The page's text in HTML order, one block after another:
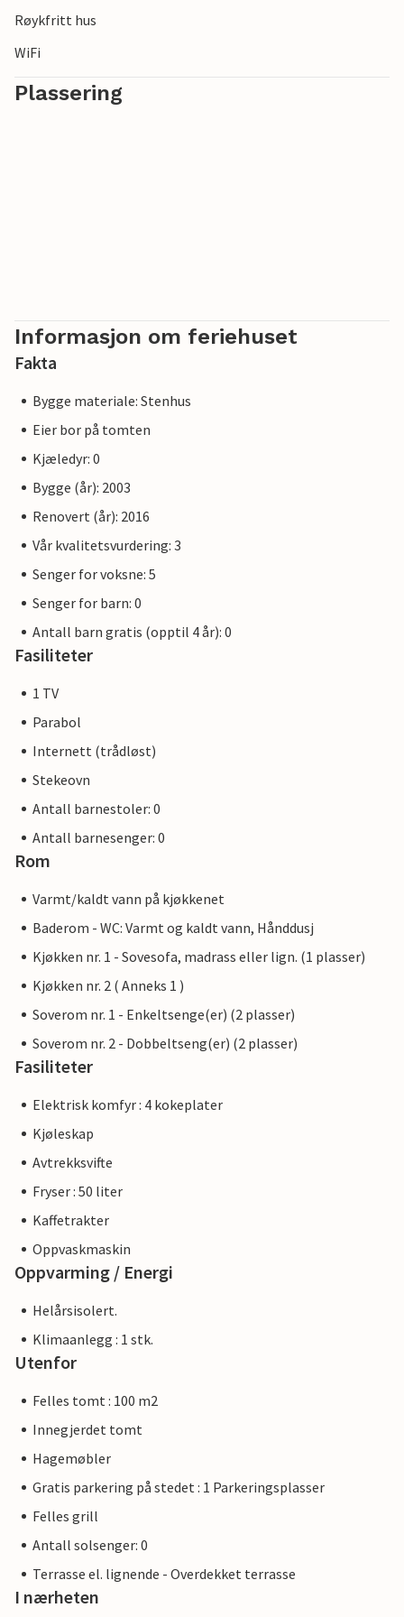
Røykfritt hus
WiFi
Plassering
Informasjon om feriehuset
Fakta
Bygge materiale: Stenhus
Eier bor på tomten
Kjæledyr: 0
Bygge (år): 2003
Renovert (år): 2016
Vår kvalitetsvurdering: 3
Senger for voksne: 5
Senger for barn: 0
Antall barn gratis (opptil 4 år): 0
Fasiliteter
1 TV
Parabol
Internett (trådløst)
Stekeovn
Antall barnestoler: 0
Antall barnesenger: 0
Rom
Varmt/kaldt vann på kjøkkenet
Baderom - WC: Varmt og kaldt vann, Hånddusj
Kjøkken nr. 1 - Sovesofa, madrass eller lign. (1 plasser)
Kjøkken nr. 2 ( Anneks 1 )
Soverom nr. 1 - Enkeltsenge(er) (2 plasser)
Soverom nr. 2 - Dobbeltseng(er) (2 plasser)
Fasiliteter
Elektrisk komfyr : 4 kokeplater
Kjøleskap
Avtrekksvifte
Fryser : 50 liter
Kaffetrakter
Oppvaskmaskin
Oppvarming / Energi
Helårsisolert.
Klimaanlegg : 1 stk.
Utenfor
Felles tomt : 100 m2
Innegjerdet tomt
Hagemøbler
Gratis parkering på stedet : 1 Parkeringsplasser
Felles grill
Antall solsenger: 0
Terrasse el. lignende - Overdekket terrasse
I nærheten